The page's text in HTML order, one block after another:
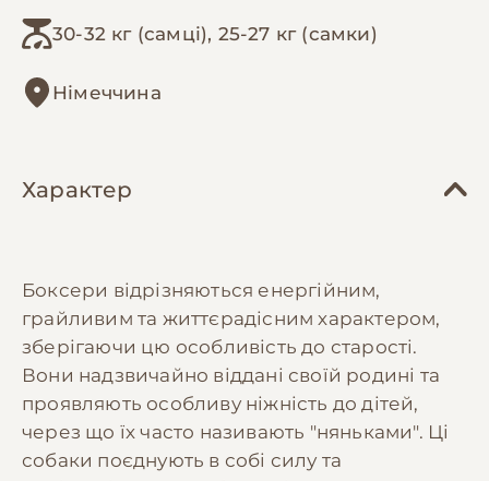
30-32 кг (самці), 25-27 кг (самки)
Німеччина
Характер
Боксери відрізняються енергійним,
грайливим та життєрадісним характером,
зберігаючи цю особливість до старості.
Вони надзвичайно віддані своїй родині та
проявляють особливу ніжність до дітей,
через що їх часто називають "няньками". Ці
собаки поєднують в собі силу та